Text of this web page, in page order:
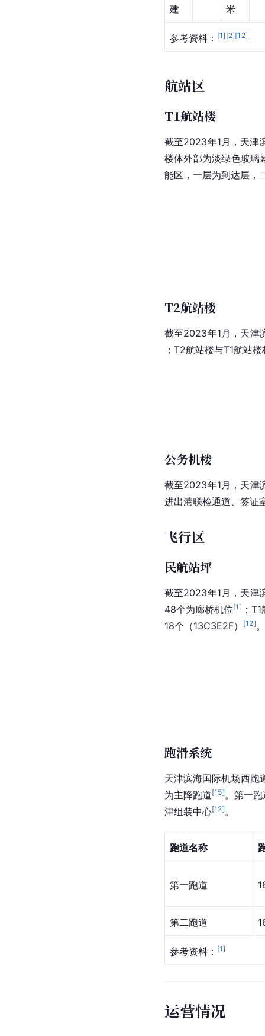
建 米
参考资料： [1] [2][12]
航站区
T1航站楼
截至2023年1月，天津
楼体外部为淡绿色玻璃
能区，一层为到达层，
T2航站楼
截至2023年1月，天津
；T2航站楼与T1航站
公务机楼
截至2023年1月，天津
进出港联检通道、签证
飞行区
民航站坪
截至2023年1月，天津
48个为廊桥机位[1 ] ；
18个（13C3E2F） [12] 。
跑滑系统
天津滨海国际机场西跑
为主降跑道[15]。第一
津组装中心[12]。
跑道名称
第一跑道
第二跑道
参考资料： [1]
运营情况